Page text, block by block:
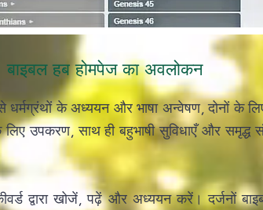
बाइबल हब होमपेज का अवलोकन
के अध्ययन और भाषा अन्वेषण, दोनों के
उपकरण, साथ ही बहुभाषी सुविधाएँ और समृद्ध
द्वारा खोजें, पढ़ें और अध्ययन करें। दर्जनों